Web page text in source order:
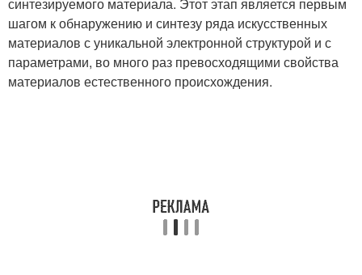
шагом к обнаружению и синтезу ряда искусственных
материалов с уникальной электронной структурой и с
параметрами, во много раз превосходящими свойства
материалов естественного происхождения.